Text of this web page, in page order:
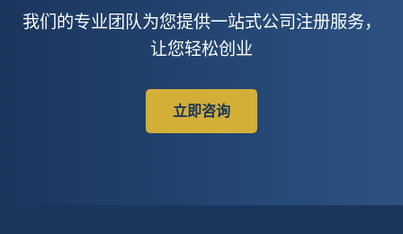
我们的专业团队为您提供一站式公司注册服务，
让您轻松创业
立即咨询